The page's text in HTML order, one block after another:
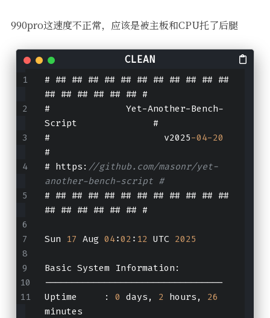
990pro这速度不正常，应该是被主板和CPU托了后腿
# ## ## ## ## ## ## ## ## ## ## ##
## ## ## ## ## ## #
#              Yet-Another-Bench-
Script              #
#                     v2025-04-20
#
# https: //github.com/masonr/yet-
another-bench-script #
# ## ## ## ## ## ## ## ## ## ## ##
## ## ## ## ## ## #
Sun 17 Aug 04:02 : 12 UTC 2025
Basic System Information:
---------------------------------
Uptime     : 0 days, 2 hours, 26
minutes